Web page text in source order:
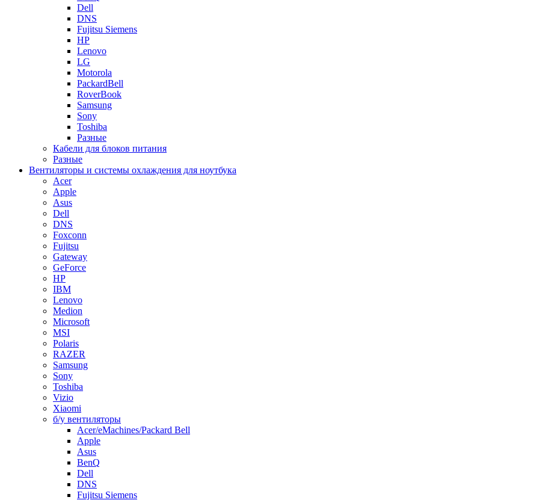
Dell
DNS
Fujitsu Siemens
HP
Lenovo
LG
Motorola
PackardBell
RoverBook
Samsung
Sony
Toshiba
Разные
Кабели для блоков питания
Разные
Вентиляторы и системы охлаждения для ноутбука
Acer
Apple
Asus
Dell
DNS
Foxconn
Fujitsu
Gateway
GeForce
HP
IBM
Lenovo
Medion
Microsoft
MSI
Polaris
RAZER
Samsung
Sony
Toshiba
Vizio
Xiaomi
б/у вентиляторы
Acer/eMachines/Packard Bell
Apple
Asus
BenQ
Dell
DNS
Fujitsu Siemens